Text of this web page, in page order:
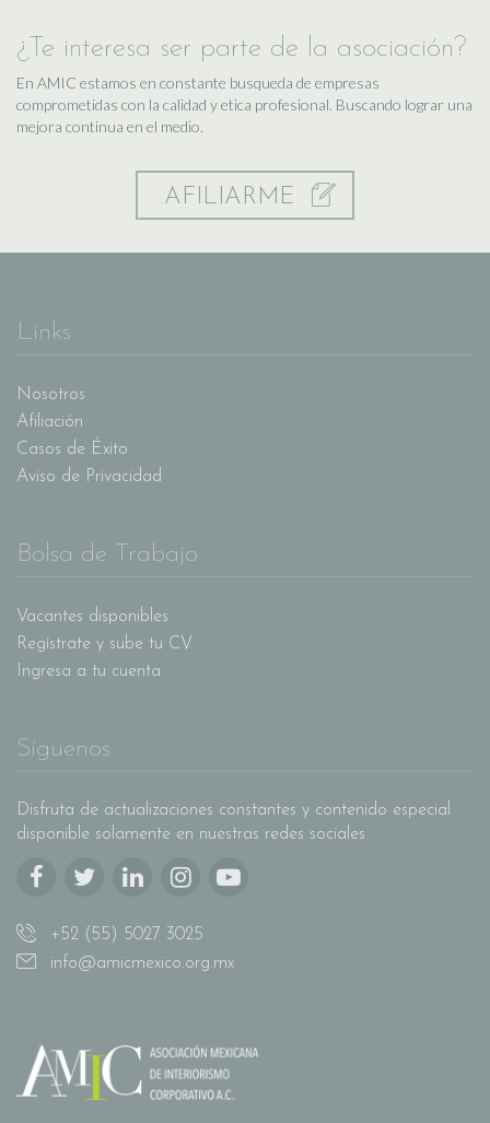
¿Te interesa ser parte de la asociación?
En AMIC estamos en constante busqueda de empresas
comprometidas con la calidad y etica profesional. Buscando lograr una
mejora continua en el medio.
AFILIARME
Links
Nosotros
Afiliación
Casos de Éxito
Aviso de Privacidad
Bolsa de Trabajo
Vacantes disponibles
Regístrate y sube tu CV
Ingresa a tu cuenta
Síguenos
Disfruta de actualizaciones constantes y contenido especial
disponible solamente en nuestras redes sociales
+52 (55) 5027 3025
info@amicmexico.org.mx